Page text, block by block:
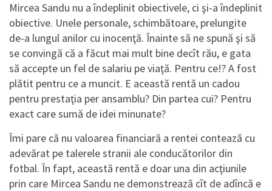
Mircea Sandu nu a îndeplinit obiectivele, ci şi-a îndeplinit
obiective. Unele personale, schimbătoare, prelungite
de-a lungul anilor cu inocenţă. Înainte să ne spună şi să
se convingă că a făcut mai mult bine decît rău, e gata
să accepte un fel de salariu pe viaţă. Pentru ce!? A fost
plătit pentru ce a muncit. E această rentă un cadou
pentru prestaţia per ansamblu? Din partea cui? Pentru
exact care sumă de idei minunate?
Îmi pare că nu valoarea financiară a rentei contează cu
adevărat pe talerele stranii ale conducătorilor din
fotbal. În fapt, această rentă e doar una din acţiunile
prin care Mircea Sandu ne demonstrează cît de adîncă e